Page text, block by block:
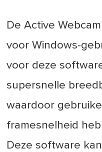
De Active
voor Windows-
voor deze
supersnelle
waardoor
framesnelheid
Deze software